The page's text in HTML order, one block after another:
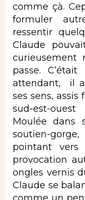
comme çà.
formuler
ressentir
Claude
passe.
attendant, il
ses sens,
sud-est-
Moulée dans
soutien-
pointant
provocation
ongles vernis
Claude se